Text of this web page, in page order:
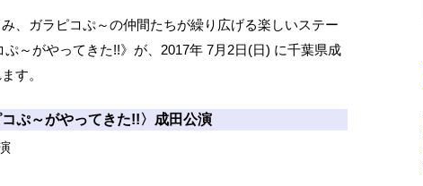
、ガラピコぷ～の仲間たちが繰り広げる楽しいステー
～がやってきた!!》が、2017年 7月2日(日) に千葉県成
す。
ぷ～がやってきた!!〉成田公演